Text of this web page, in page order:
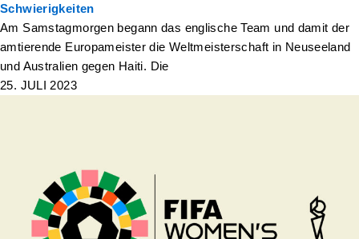
Schwierigkeiten
Am Samstagmorgen begann das englische Team und damit der
amtierende Europameister die Weltmeisterschaft in Neuseeland
und Australien gegen Haiti. Die
25. JULI 2023